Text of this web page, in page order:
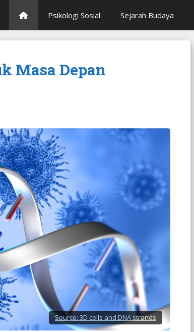
Psikologi Sosial Sejarah Budaya
Masa Depan
Source: 3D cells and DNA strands